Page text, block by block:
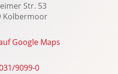
Str. 53
Kolbermoor
Google Maps
9099-0